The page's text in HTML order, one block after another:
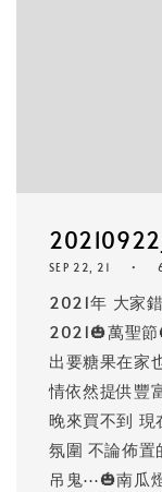
SEP 22, 21
2021年 大家
2021🎃萬聖
出要糖果在家
情依然提供豐
晚來買不到 現
氛圍 不論佈置
吊鬼⋯🎃南瓜